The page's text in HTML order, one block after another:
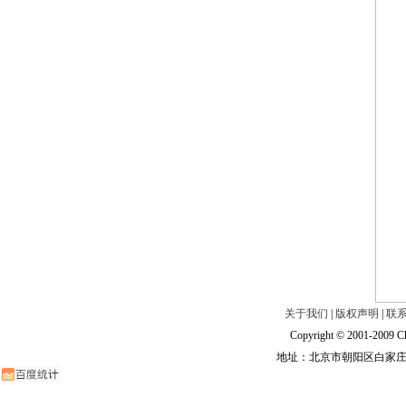
关于我们 版权声明
联
Copyright © 2001-2009
地址：北京市朝阳区白家